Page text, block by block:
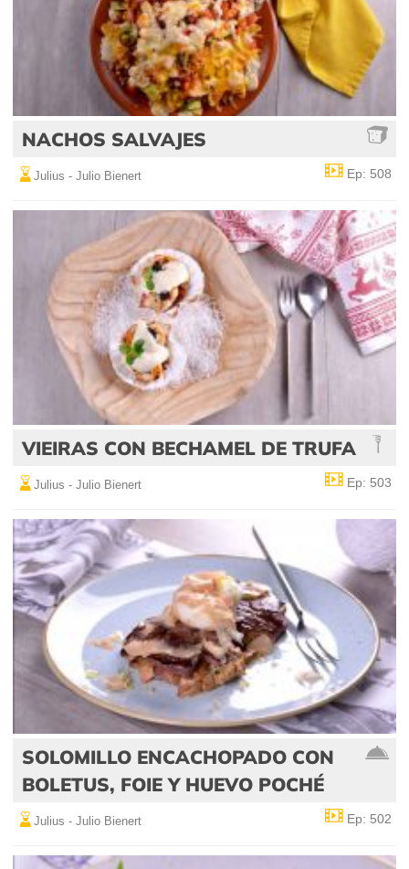
NACHOS SALVAJES
Julius - Julio Bienert Ep: 508
VIEIRAS CON BECHAMEL DE TRUFA
Julius - Julio Bienert Ep: 503
SOLOMILLO ENCACHOPADO CON
BOLETUS, FOIE Y HUEVO POCHÉ
Julius - Julio Bienert Ep: 502